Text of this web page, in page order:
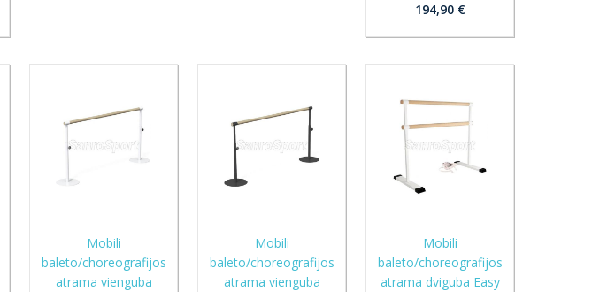
194,90 €
Mobili
baleto/choreografijos
atrama vienguba
Mobili
baleto/choreografijos
atrama vienguba
Mobili
baleto/choreografijos
atrama dviguba Easy